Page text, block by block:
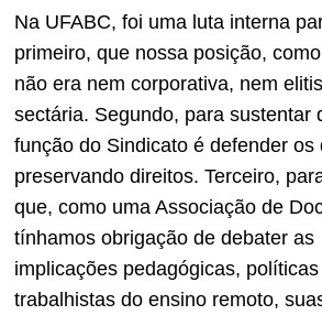
Na UFABC, foi uma luta interna
primeiro, que nossa posição,
não era nem corporativa, nem
sectária. Segundo, para sustentar
função do Sindicato é defender os
preservando direitos. Terceiro,
que, como uma Associação de
tínhamos obrigação de debater as
implicações pedagógicas,
trabalhistas do ensino remoto,